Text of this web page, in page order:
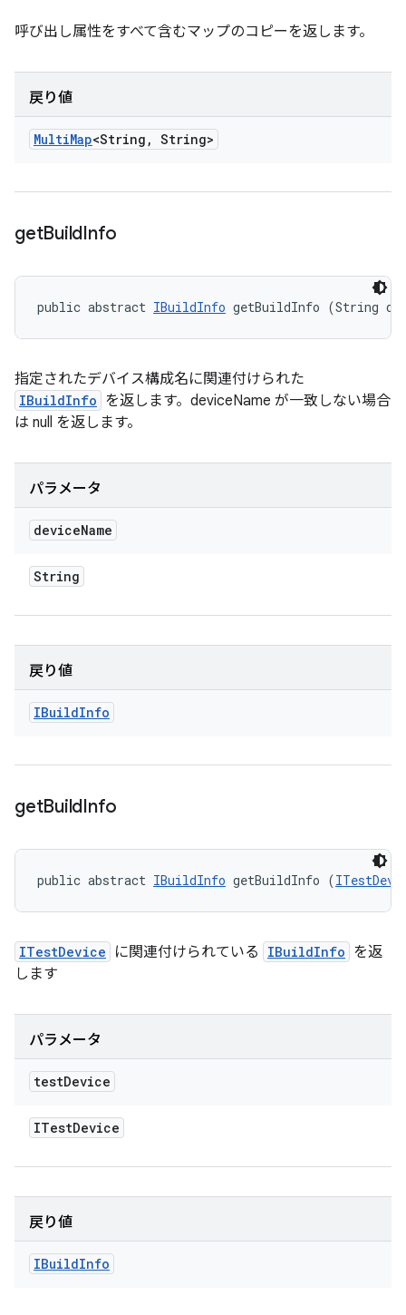
呼び出し属性をすべて含むマップのコピーを返します。
戻り値
MultiMap<String , String>
getBuildInfo
public abstract IBuildInfo getBuildInfo (String
指定されたデバイス構成名に関連付けられた
IBuildInfo を返します。deviceName が一致しない場合
は null を返します。
パラメータ
deviceName
String
戻り値
IBuildInfo
getBuildInfo
public abstract IBuildInfo getBuildInfo (
ITestDevice に関連付けられている IBuildInfo を返
します
パラメータ
testDevice
ITestDevice
戻り値
IBuildInfo